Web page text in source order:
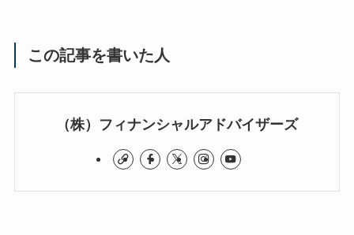
この記事を書いた人
（株）フィナンシャルアドバイザーズ